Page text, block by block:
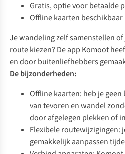
Gratis, optie voor betaalde
Offline kaarten beschikbaar
Je wandeling zelf samenstellen
route kiezen? De app Komoot
en door buitenliefhebbers
De bijzonderheden:
Offline kaarten: heb je
van tevoren en wandel
door afgelegen plekken of
Flexibele routewijzigingen:
gemakkelijk aanpassen